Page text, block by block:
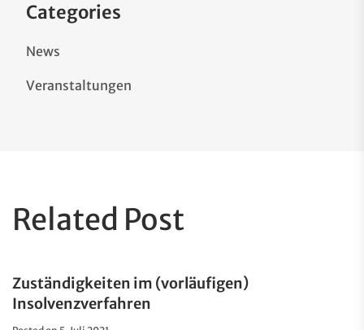
Categories
News
Veranstaltungen
Related Post
Zuständigkeiten im (vorläufigen)
Insolvenzverfahren